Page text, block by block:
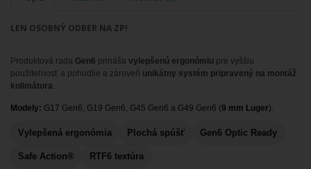
LEN OSOBNÝ ODBER NA ZP!
Produktová rada Gen6 prináša vylepšenú ergonómiu pre vyššiu
použiteľnosť a pohodlie a zároveň unikátny systém pripravený na montáž
kolimátora.
Modely: G17 Gen6, G19 Gen6, G45 Gen6 a G49 Gen6 (9 mm Luger).
Vylepšená ergonómia Plochá spúšť Gen6 Optic Ready
Safe Action® RTF6 textúra